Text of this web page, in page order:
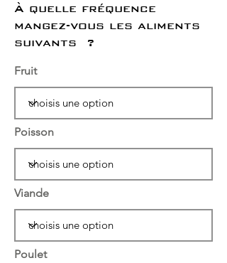
À quelle fréquence
mangez-vous les aliments
suivants ?
Fruit
Poisson
Viande
Poulet